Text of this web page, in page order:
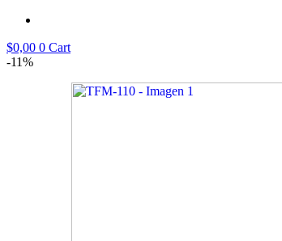
$0,00 0 Cart
-11%